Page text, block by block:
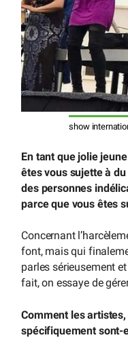
show
En tant que jolie
êtes vous sujette à
des personnes
parce que vous êtes
Concernant
font, mais qui
parles sérieusement
fait, on essaye de
Comment les
spécifiquement sont-